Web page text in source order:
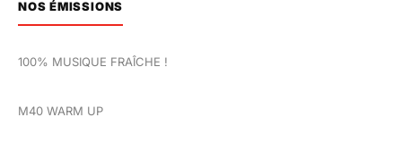
NOS ÉMISSIONS
100% MUSIQUE FRAÎCHE !
M40 WARM UP